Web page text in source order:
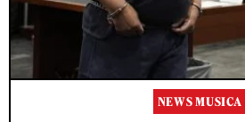
NEWS MUSICA